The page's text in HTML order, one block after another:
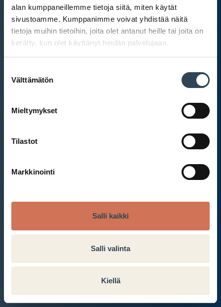
alan kumppaneillemme tietoja siitä, miten käytät
sivustoamme. Kumppanimme voivat yhdistää näitä
tietoja muihin tietoihin, joita olet antanut heille tai joita on
kerätty, kun olet käyttänyt heidän palvelujaan.
valinta
Välttämätön
Mieltymykset
Tilastot
Markkinointi
Salli kaikki
Salli valinta
Kiellä
Kauppakeskus Arabia
Et ole kirjautunut sisään. Kirjaudu sisään